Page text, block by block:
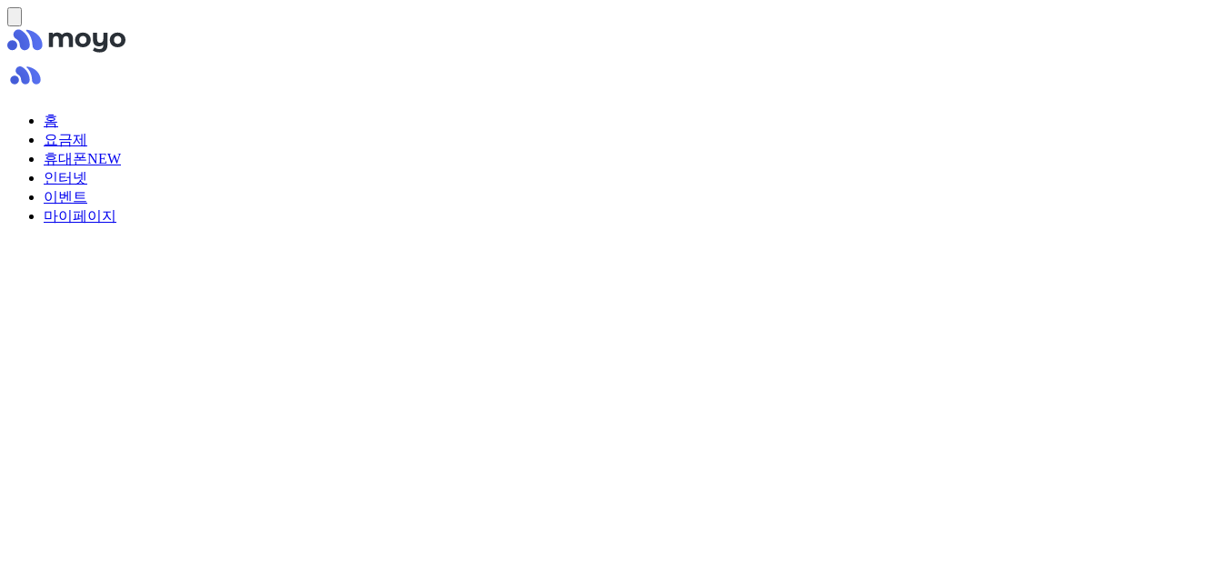
홈
요금제
휴대폰NEW
인터넷
이벤트
마이페이지